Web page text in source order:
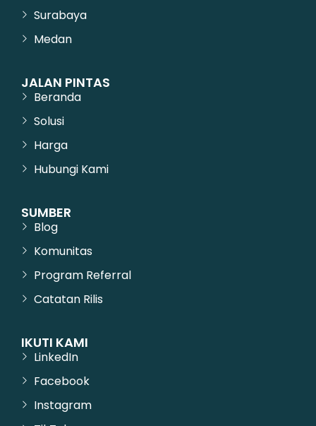
Surabaya
Medan
JALAN PINTAS
Beranda
Solusi
Harga
Hubungi Kami
SUMBER
Blog
Komunitas
Program Referral
Catatan Rilis
IKUTI KAMI
LinkedIn
Facebook
Instagram